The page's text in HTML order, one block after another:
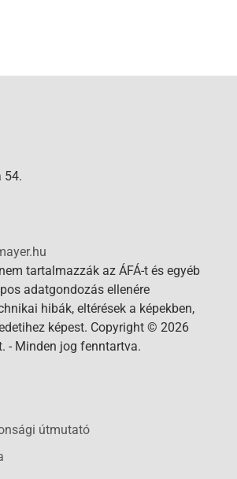
54.
tartalmazzák az ÁFÁ-t és egyéb
adatgondozás ellenére
hibák, eltérések a képekben,
képest. Copyright © 2026
- Minden jog fenntartva.
útmutató